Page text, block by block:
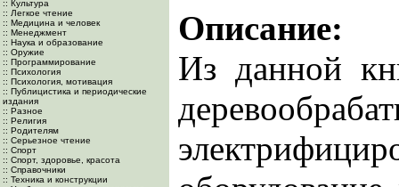
:: Культура
:: Легкое чтение
:: Медицина и человек
:: Менеджмент
:: Наука и образование
:: Оружие
:: Программирование
:: Психология
:: Психология, мотивация
:: Публицистика и периодические
издания
:: Разное
:: Религия
:: Родителям
:: Серьезное чтение
:: Спорт
:: Спорт, здоровье, красота
:: Справочники
:: Техника и конструкции
Описание:
Из данной